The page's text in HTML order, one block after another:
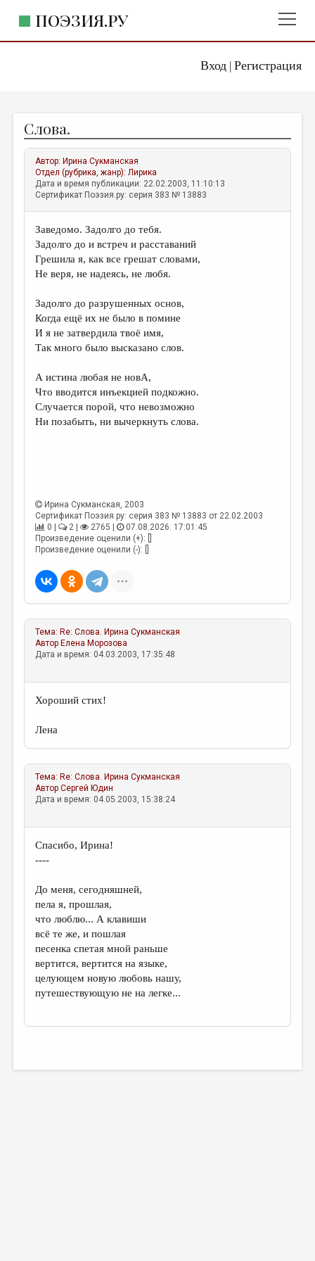
Вход| Регистрация
ПОЭЗИЯ.РУ
ЖАНРЫ
АВТОРЫ
КОММЕНТАРИИ
ЛИТСАЛОН
НОВОСТИ
ПРАВИЛА САЙТА
ИЗБРАННОЕ
ДАЙДЖЕСТ
ПЕРЕВОДЫ
КОНКУРСЫ
СТРАНИЦЫ ПАМЯТИ
ОБЪЯВЛЕНИЯ
РЕДКОЛЛЕГИЯ
МАЛАЯ ПРОЗА
ЭССЕИСТИКА
ЛИТЕРАТУРОВЕДЕНИЕ
КУЛЬТУРОВЕДЕНИЕ
ПУБЛИЦИСТИКА
ЦИКЛЫ ПУБЛИКАЦИЙ
ТРЕДИАКОВСКИЙ
МЕДИА
Слова.
Автор: Ирина Сукманская
Отдел (рубрика, жанр):Лирика
Дата и время публикации: 22.02.2003, 11:10:13
Сертификат Поэзия.ру: серия 383 № 13883
Заведомо. Задолго до тебя.
Задолго до и встреч и расставаний
Грешила я, как все грешат словами,
Не веря, не надеясь, не любя.
Задолго до разрушенных основ,
Когда ещё их не было в помине
И я не затвердила твоё имя,
Так много было высказано слов.
А истина любая не новА,
Что вводится инъекцией подкожно.
Случается порой, что невозможно
Ни позабыть, ни вычеркнуть слова.
Ирина Сукманская, 2003
Сертификат Поэзия.ру: серия 383 № 13883 от 22.02.2003
0 |
2 | 2765 |
07.08.2026. 17:01:45
Произведение оценили (+): []
Произведение оценили (-): []
Тема: Re: Слова. Ирина Сукманская
Автор Елена Морозова
Дата и время: 04.03.2003, 17:35:48
Хороший стих!
Лена
Тема: Re: Слова. Ирина Сукманская
АвторСергей Юдин
Дата и время: 04.05.2003, 15:38:24
Спасибо, Ирина!
----
До меня, сегодняшней,
пела я, прошлая,
что люблю... А клавиши
всё те же, и пошлая
песенка спетая мной раньше
вертится, вертится на языке,
целующем новую любовь нашу,
путешествующую не на легке...